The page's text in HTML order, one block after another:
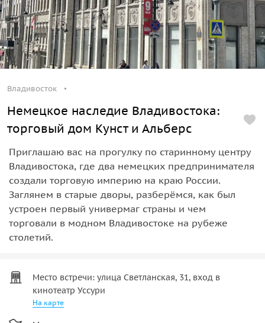
Владивосток
Немецкое наследие Владивостока:
торговый дом Кунст и Альберс
Приглашаю вас на прогулку по старинному центру
Владивостока, где два немецких предпринимателя
создали торговую империю на краю России.
Заглянем в старые дворы, разберёмся, как был
устроен первый универмаг страны и чем
торговали в модном Владивостоке на рубеже
столетий.
Место встречи: улица Светланская, 31, вход в
кинотеатр Уссури
На карте